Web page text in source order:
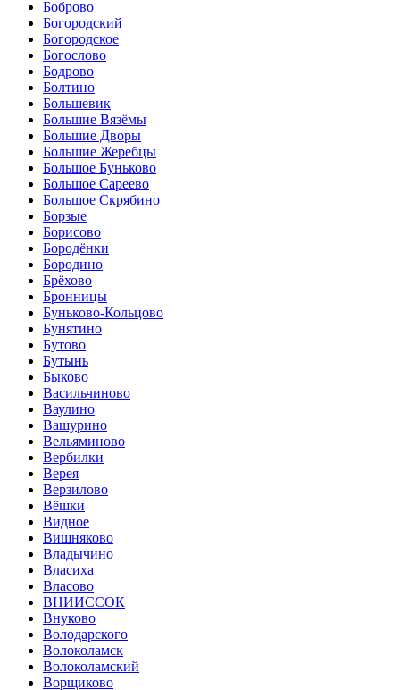
Боброво
Богородский
Богородское
Богослово
Бодрово
Болтино
Большевик
Большие Вязёмы
Большие Дворы
Большие Жеребцы
Большое Буньково
Большое Сареево
Большое Скрябино
Борзые
Борисово
Бородёнки
Бородино
Брёхово
Бронницы
Буньково-Кольцово
Бунятино
Бутово
Бутынь
Быково
Васильчиново
Ваулино
Вашурино
Вельяминово
Вербилки
Верея
Верзилово
Вёшки
Видное
Вишняково
Владычино
Власиха
Власово
ВНИИССОК
Внуково
Володарского
Волоколамск
Волоколамский
Ворщиково